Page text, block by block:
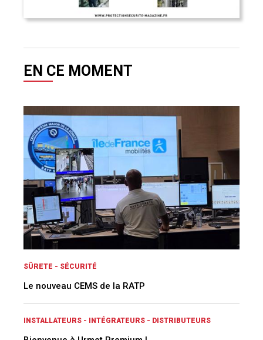
EN CE MOMENT
SÛRETE - SÉCURITÉ
Le nouveau CEMS de la RATP
INSTALLATEURS - INTÉGRATEURS - DISTRIBUTEURS